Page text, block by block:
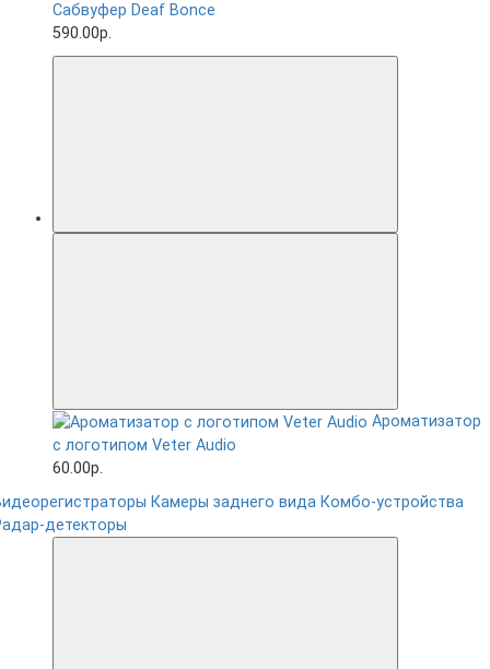
Сабвуфер Deaf Bonce
590.00р.
Ароматизатор
с логотипом Veter Audio
60.00р.
Камеры заднего вида Комбо-устройства
детекторы